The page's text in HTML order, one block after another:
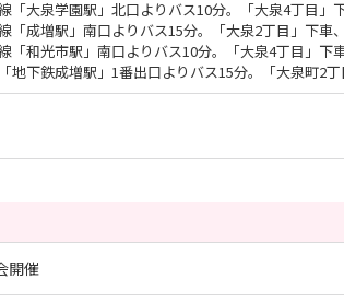
「大泉学園駅」北口よりバス10分。「大泉4丁目」
「成増駅」南口よりバス15分。「大泉2丁目」下車
「和光市駅」南口よりバス10分。「大泉4丁目」下
地下鉄成増駅」1番出口よりバス15分。「大泉町2
開催